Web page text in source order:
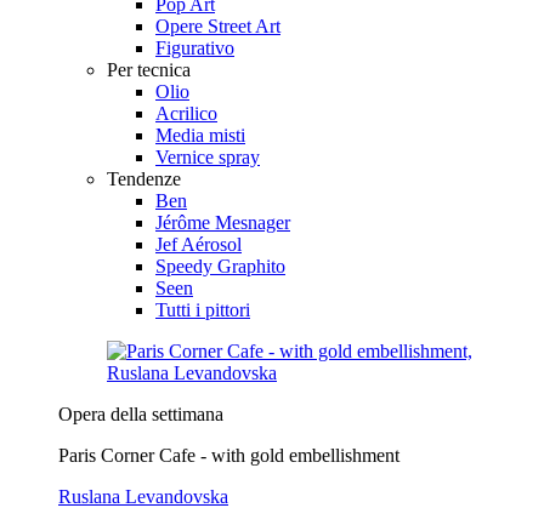
Opere Street Art
Figurativo
Per tecnica
Olio
Acrilico
Media misti
Vernice spray
Tendenze
Ben
Jérôme Mesnager
Jef Aérosol
Speedy Graphito
Seen
Tutti i pittori
Opera della settimana
Paris Corner Cafe - with gold embellishment
Ruslana Levandovska